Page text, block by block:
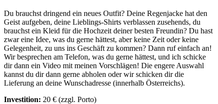
Du brauchst dringend ein neues Outfit? Deine Regenjacke hat den
Geist aufgeben, deine Lieblings-Shirts verblassen zusehends, du
brauchst ein Kleid für die Hochzeit deiner besten Freundin? Du hast
zwar eine Idee, was du gerne hättest, aber keine Zeit oder keine
Gelegenheit, zu uns ins Geschäft zu kommen? Dann ruf einfach an!
Wir besprechen am Telefon, was du gerne hättest, und ich schicke
dir dann ein Video mit meinen Vorschlägen! Die engere Auswahl
kannst du dir dann gerne abholen oder wir schicken dir die
Lieferung an deine Wunschadresse (innerhalb Österreichs).
Investition: 20 € (zzgl. Porto)